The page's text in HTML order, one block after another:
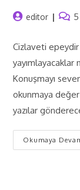
editor
Cizlaveti
yayımlayacaklar
Konuşmayı
okunmaya
yazılar
Okumaya